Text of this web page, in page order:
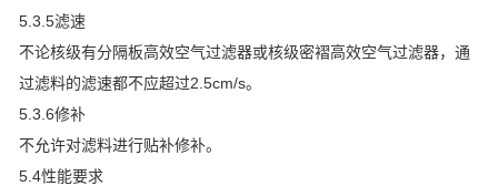
5.3.5滤速
不论核级有分隔板高效空气过滤器或核级密褶高效空气过滤器，通
过滤料的滤速都不应超过2.5cm/s。
5.3.6修补
不允许对滤料进行贴补修补。
5.4性能要求